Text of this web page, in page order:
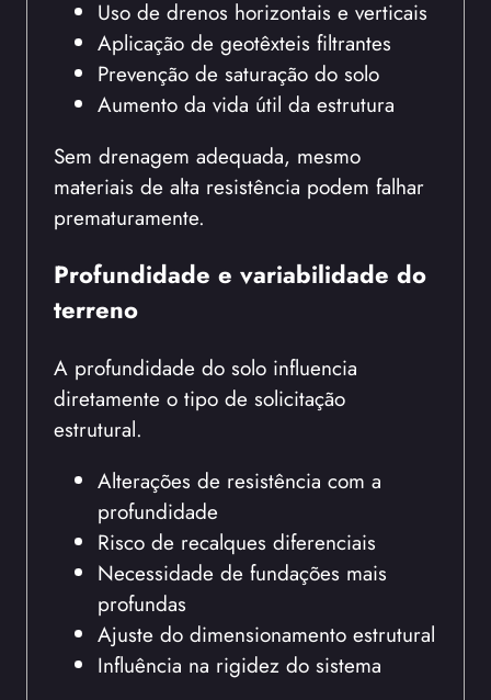
Uso de drenos horizontais e verticais
Aplicação de geotêxteis filtrantes
Prevenção de saturação do solo
Aumento da vida útil da estrutura
Sem drenagem adequada, mesmo
materiais de alta resistência podem falhar
prematuramente.
Profundidade e variabilidade do
terreno
A profundidade do solo influencia
diretamente o tipo de solicitação
estrutural.
Alterações de resistência com a
profundidade
Risco de recalques diferenciais
Necessidade de fundações mais
profundas
Ajuste do dimensionamento estrutural
Influência na rigidez do sistema